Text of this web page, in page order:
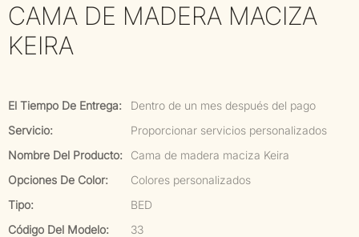
CAMA DE MADERA MACIZA
KEIRA
El Tiempo De Entrega:
Dentro de un mes después del pago
Servicio:
Proporcionar servicios personalizados
Nombre Del Producto:
Cama de madera maciza Keira
Opciones De Color:
Colores personalizados
Tipo:
BED
Código Del Modelo:
33